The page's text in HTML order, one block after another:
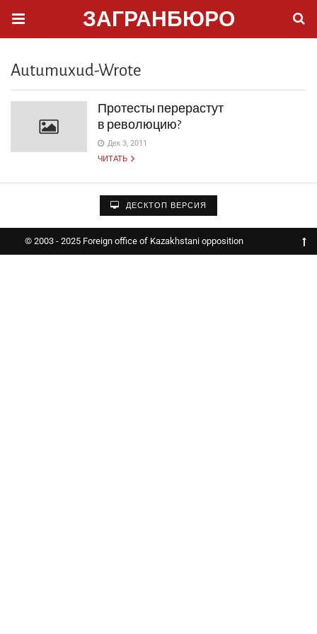
ЗАГРАНБЮРО
Autumuxud-Wrote
Протесты перерастут
в революцию?
Дек 3, 2011
ЧИТАТЬ
ДЕСКТОП ВЕРСИЯ
© 2003 - 2025 Foreign office of Kazakhstani opposition